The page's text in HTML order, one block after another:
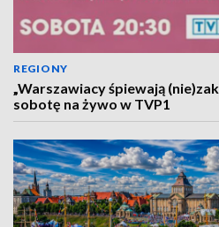
REGIONY
„Warszawiacy śpiewają
sobotę na żywo w TVP1